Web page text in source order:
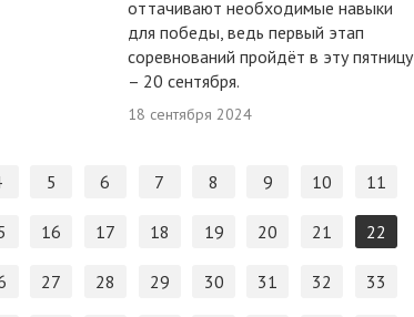
оттачивают необходимые навыки
для победы, ведь первый этап
соревнований пройдёт в эту пятницу
– 20 сентября.
18 сентября 2024
5 6 7 8 9 10 11
16 17 18 19 20 21 22
27 28 29 30 31 32 33